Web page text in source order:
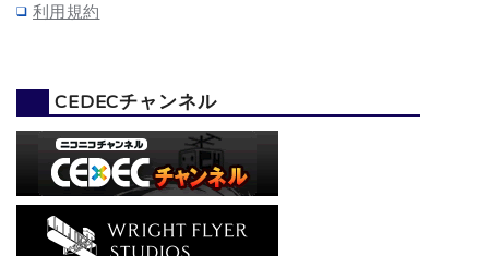
利用規約
CEDECチャンネル